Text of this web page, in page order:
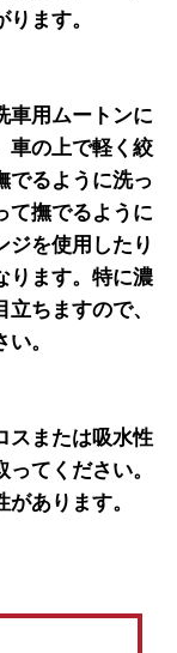
ます。
車用ムートンに
車の上で軽く絞
でるように洗っ
て撫でるように
ジを使用したり
ります。特に濃
ちますので、
。
スまたは吸水性
てください。
あります。